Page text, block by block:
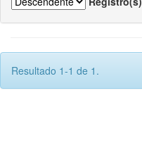
Resultado 1-1 de 1.